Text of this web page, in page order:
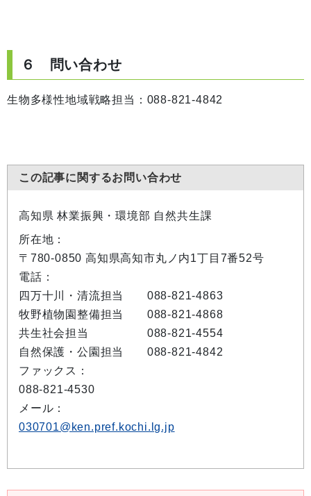
６ 問い合わせ
生物多様性地域戦略担当：088-821-4842
この記事に関するお問い合わせ
高知県 林業振興・環境部 自然共生課
所在地：
〒780-0850 高知県高知市丸ノ内1丁目7番52号
電話：
四万十川・清流担当 088-821-4863
牧野植物園整備担当 088-821-4868
共生社会担当 088-821-4554
自然保護・公園担当 088-821-4842
ファックス：
088-821-4530
メール：
030701@ken.pref.kochi.lg.jp